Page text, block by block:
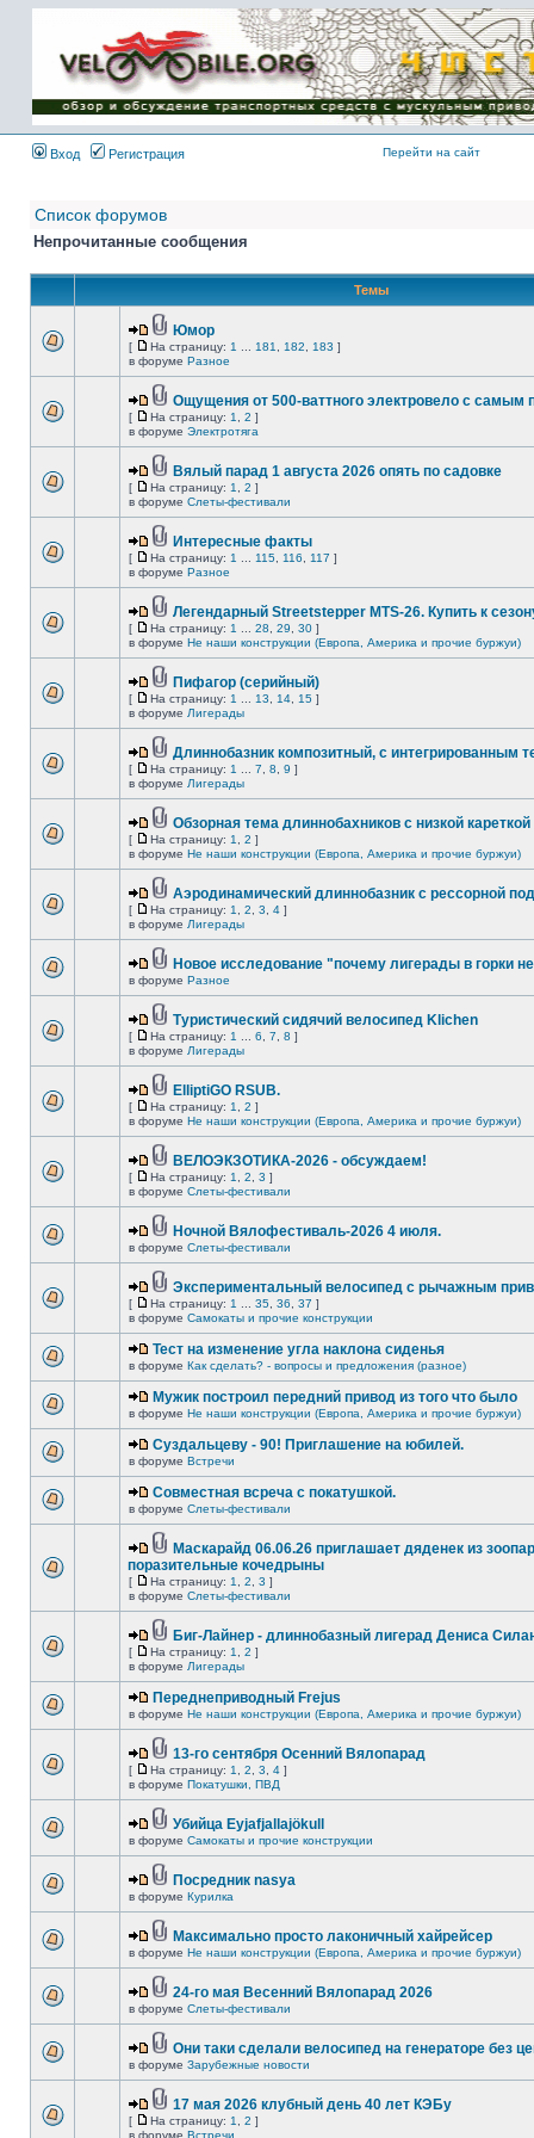
Имя пользователя:
Пароль:
{ LOG_ME_IN_SHORT
}
Вход
Регистрация Перейти на сайт
Список форумов
Непрочитанные сообщения
Темы
Юмор
[ На страницу: 1 181 182 183 ]
в форуме Разное
Ощущения от 500-ваттного электровело с самым
[ На страницу: 1 2 ]
в форуме Электротяга
Вялый парад 1 августа 2026 опять по садовке
[ На страницу: 1 2 ]
в форуме Слеты-фестивали
Интересные факты
[ На страницу: 1 115 116 117 ]
в форуме Разное
Легендарный Streetstepper MTS-26. Купить к
[ На страницу: 1 28 29 30 ]
в форуме Не наши конструкции (Европа, Америка и прочие буржуи)
Пифагор (серийный)
[ На страницу: 1 13 14 15 ]
в форуме Лигерады
Длиннобазник композитный, с интегрированным
[ На страницу: 1 7 8 9 ]
в форуме Лигерады
Обзорная тема длиннобахников с низкой кареткой
[ На страницу: 1 2 ]
в форуме Не наши конструкции (Европа, Америка и прочие буржуи)
Аэродинамический длиннобазник с рессорной
[ На страницу: 1 2 3 4 ]
в форуме Лигерады
Новое исследование "почему лигерады в горки
в форуме Разное
Туристический сидячий велосипед Klichen
[ На страницу: 1 6 7 8 ]
в форуме Лигерады
ElliptiGO RSUB.
[ На страницу: 1 2 ]
в форуме Не наши конструкции (Европа, Америка и прочие буржуи)
ВЕЛОЭКЗОТИКА-2026 - обсуждаем!
[ На страницу: 1 2 3 ]
в форуме Слеты-фестивали
Ночной Вялофестиваль-2026 4 июля.
в форуме Слеты-фестивали
Экспериментальный велосипед с рычажным
[ На страницу: 1 35 36 37 ]
в форуме Самокаты и прочие конструкции
Тест на изменение угла наклона сиденья
в форуме Как сделать? - вопросы и предложения (разное)
Мужик построил передний привод из того что было
в форуме Не наши конструкции (Европа, Америка и прочие буржуи)
Суздальцеву - 90! Приглашение на юбилей.
в форуме Встречи
Совместная всреча с покатушкой.
в форуме Слеты-фестивали
Маскарайд 06.06.26 приглашает дяденек из
поразительные кочедрыны
[ На страницу: 1 2 3 ]
в форуме Слеты-фестивали
Биг-Лайнер - длиннобазный лигерад Дениса
[ На страницу: 1 2 ]
в форуме Лигерады
Переднеприводный Frejus
в форуме Не наши конструкции (Европа, Америка и прочие буржуи)
13-го сентября Осенний Вялопарад
[ На страницу: 1 2 3 4 ]
в форуме Покатушки, ПВД
Убийца Eyjafjallajökull
в форуме Самокаты и прочие конструкции
Посредник nasya
в форуме Курилка
Максимально просто лаконичный хайрейсер
в форуме Не наши конструкции (Европа, Америка и прочие буржуи)
24-го мая Весенний Вялопарад 2026
в форуме Слеты-фестивали
Они таки сделали велосипед на генераторе без
в форуме Зарубежные новости
17 мая 2026 клубный день 40 лет КЭБу
[ На страницу: 1 2 ]
в форуме Встречи